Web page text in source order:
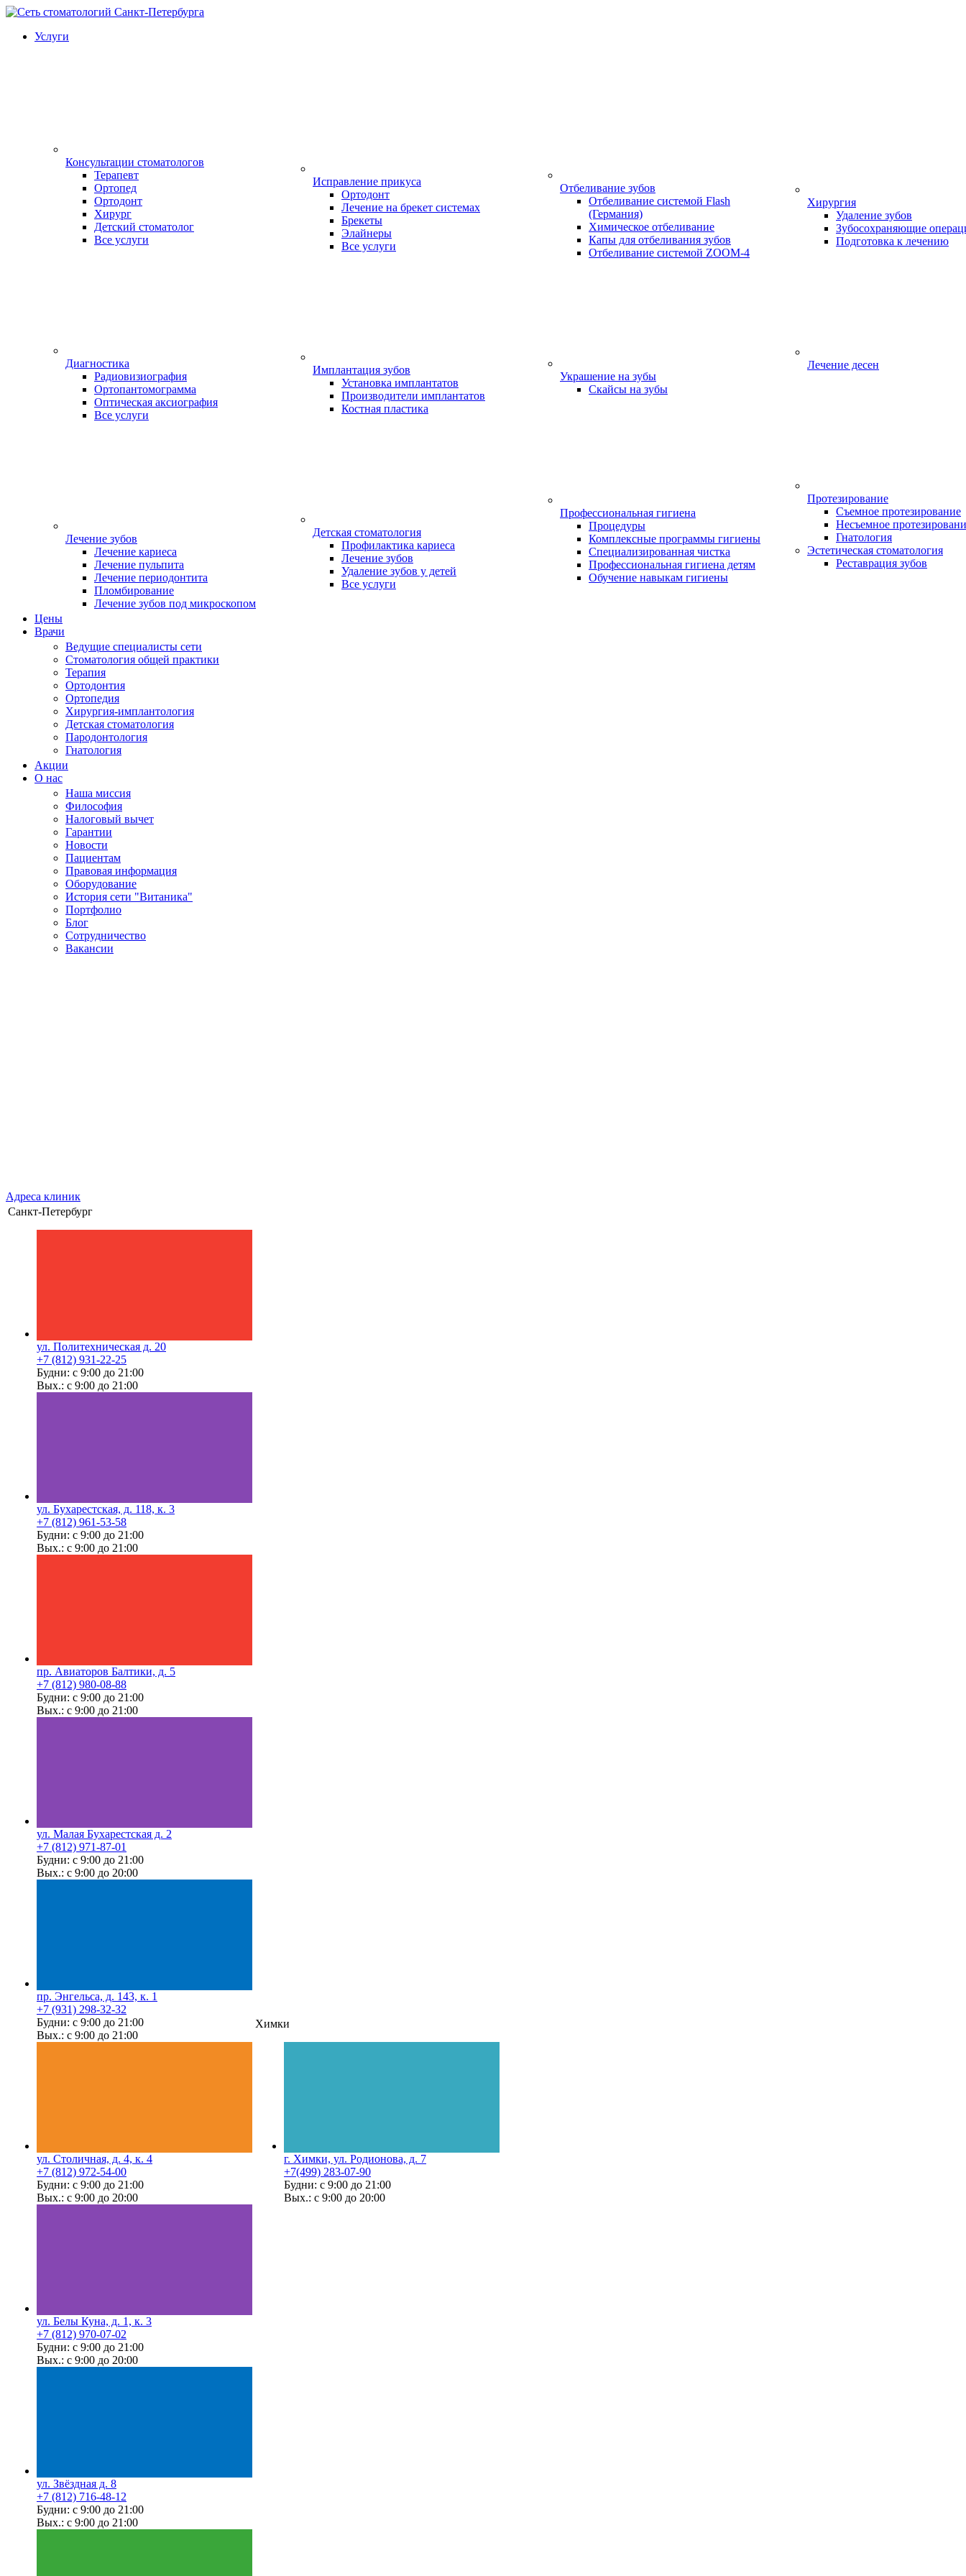
Услуги
Консультации стоматологов
Терапевт
Ортопед
Ортодонт
Хирург
Детский стоматолог
Все услуги
Диагностика
Радиовизиография
Ортопантомограмма
Оптическая аксиография
Все услуги
Лечение зубов
Лечение кариеса
Лечение пульпита
Лечение периодонтита
Пломбирование
Лечение зубов под микроскопом
Исправление прикуса
Ортодонт
Лечение на брекет системах
Брекеты
Элайнеры
Все услуги
Имплантация зубов
Установка имплантатов
Производители имплантатов
Костная пластика
Детская стоматология
Профилактика кариеса
Лечение зубов
Удаление зубов у детей
Все услуги
Отбеливание зубов
Отбеливание системой Flash
(Германия)
Химическое отбеливание
Капы для отбеливания зубов
Отбеливание системой ZOOM-4
Украшение на зубы
Скайсы на зубы
Профессиональная гигиена
Процедуры
Комплексные программы гигиены
Специализированная чистка
Профессиональная гигиена детям
Обучение навыкам гигиены
Хирургия
Удаление зубов
Зубосохраняющие
Подготовка к лечению
Лечение десен
Протезирование
Съемное протезирование
Несъемное
Гнатология
Эстетическая стоматология
Реставрация зубов
Цены
Врачи
Ведущие специалисты сети
Стоматология общей практики
Терапия
Ортодонтия
Ортопедия
Хирургия-имплантология
Детская стоматология
Пародонтология
Гнатология
Акции
О нас
Наша миссия
Философия
Налоговый вычет
Гарантии
Новости
Пациентам
Правовая информация
Оборудование
История сети "Витаника"
Портфолио
Блог
Сотрудничество
Вакансии
Адреса клиник
Санкт-Петербург
ул. Политехническая д. 20
+7 (812) 931-22-25
Будни: с 9:00 до 21:00
Вых.: с 9:00 до 21:00
ул. Бухарестская, д. 118, к. 3
+7 (812) 961-53-58
Будни: с 9:00 до 21:00
Вых.: с 9:00 до 21:00
пр. Авиаторов Балтики, д. 5
+7 (812) 980-08-88
Будни: с 9:00 до 21:00
Вых.: с 9:00 до 21:00
ул. Малая Бухарестская д. 2
+7 (812) 971-87-01
Будни: с 9:00 до 21:00
Вых.: с 9:00 до 20:00
пр. Энгельса, д. 143, к. 1
+7 (931) 298-32-32
Будни: с 9:00 до 21:00
Вых.: с 9:00 до 21:00
ул. Столичная, д. 4, к. 4
+7 (812) 972-54-00
Будни: с 9:00 до 21:00
Вых.: с 9:00 до 20:00
ул. Белы Куна, д. 1, к. 3
+7 (812) 970-07-02
Будни: с 9:00 до 21:00
Вых.: с 9:00 до 20:00
ул. Звёздная д. 8
+7 (812) 716-48-12
Будни: с 9:00 до 21:00
Вых.: с 9:00 до 21:00
Химки
г. Химки, ул. Родионова, д. 7
+7(499) 283-07-90
Будни: с 9:00 до 21:00
Вых.: с 9:00 до 20:00